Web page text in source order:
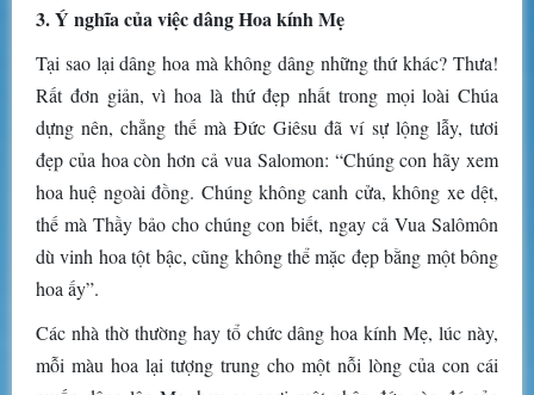
3. Ý nghĩa của việc dâng Hoa kính Mẹ
Tại sao lại dâng hoa mà không dâng những thứ khác? Thưa!
Rất đơn giản, vì hoa là thứ đẹp nhất trong mọi loài Chúa
dựng nên, chẳng thế mà Đức Giêsu đã ví sự lộng lẫy, tươi
đẹp của hoa còn hơn cả vua Salomon: “Chúng con hãy xem
hoa huệ ngoài đồng. Chúng không canh cửa, không xe dệt,
thế mà Thầy bảo cho chúng con biết, ngay cả Vua Salômôn
dù vinh hoa tột bậc, cũng không thể mặc đẹp bằng một bông
hoa ấy”.
Các nhà thờ thường hay tổ chức dâng hoa kính Mẹ, lúc này,
mỗi màu hoa lại tượng trung cho một nỗi lòng của con cái